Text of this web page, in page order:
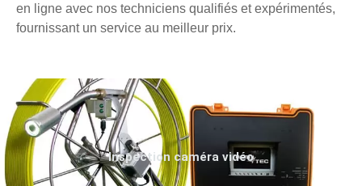
en ligne avec nos techniciens qualifiés et expérimentés,
fournissant un service au meilleur prix.
Inspection caméra vidéo